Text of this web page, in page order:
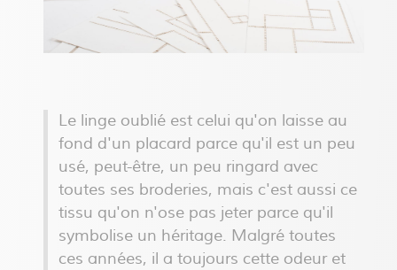
Le linge oublié est celui qu'on laisse au
fond d'un placard parce qu'il est un peu
usé, peut-être, un peu ringard avec
toutes ses broderies, mais c'est aussi ce
tissu qu'on n'ose pas jeter parce qu'il
symbolise un héritage. Malgré toutes
ces années, il a toujours cette odeur et